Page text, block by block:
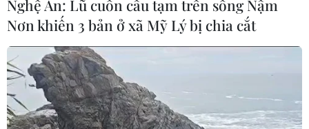
Nghệ An: Lũ cuốn cầu tạm trên sông Nậm
Nơn khiến 3 bản ở xã Mỹ Lý bị chia cắt